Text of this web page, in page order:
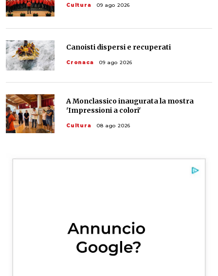
Cultura 09 ago 2026
Canoisti dispersi e recuperati
Cronaca 09 ago 2026
A Monclassico inaugurata la mostra
'Impressioni a colori'
Cultura 08 ago 2026